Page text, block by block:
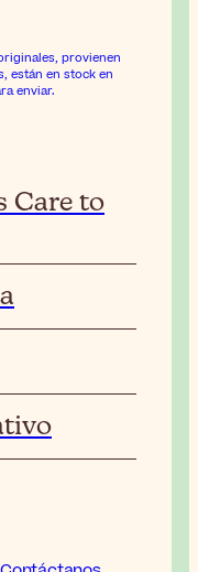
provienen
están en stock en
enviar.
Care to